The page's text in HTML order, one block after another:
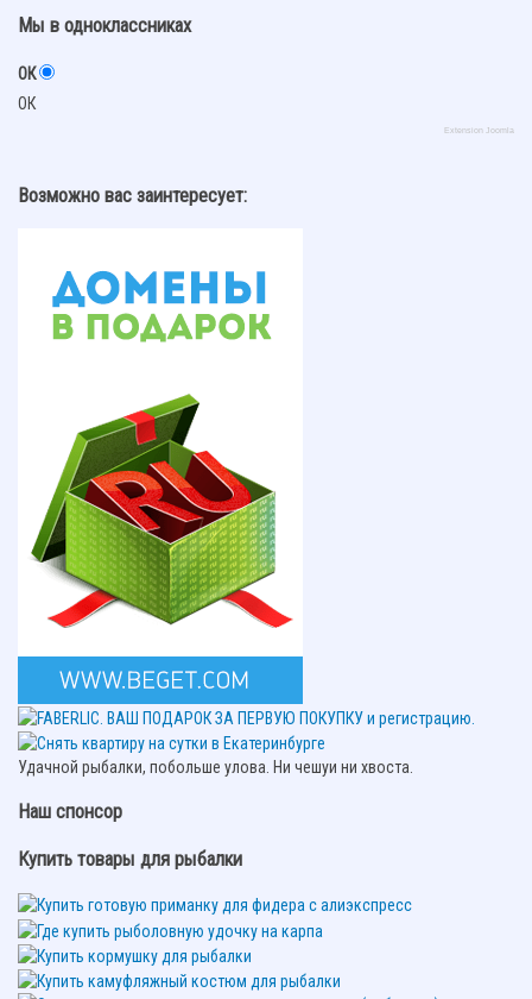
Мы в одноклассниках
ОК
ОК
Extension Joomla
Возможно вас заинтересует:
Удачной рыбалки, побольше улова. Ни чешуи ни хвоста.
Наш спонсор
Купить товары для рыбалки